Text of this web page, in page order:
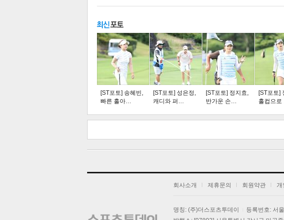
스북 터 공 오톡 공유 버블
주요뉴스
연예
[ST포토] 송혜빈,
빠른 홀아…
[ST포토] 성은정,
캐디와 퍼…
[ST포토] 정지효,
반가운 손…
[ST포토]
홀컵으
회사소개 제휴문의 회원약관 개
명칭: (주)더스포츠투데이 등록번호: 서